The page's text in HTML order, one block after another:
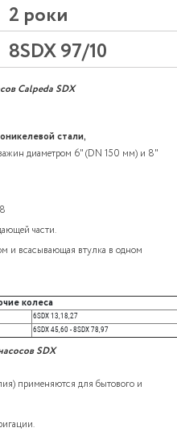
2 роки
8SDX 97/10
Calpeda SDX
стали,
диаметром 6" (DN 150 мм) и 8"
части.
и всасывающая втулка в одном
колеса
6SDX 13,18,27
6SDX 45,60 - 8SDX 78,97
SDX
применяются для бытового и